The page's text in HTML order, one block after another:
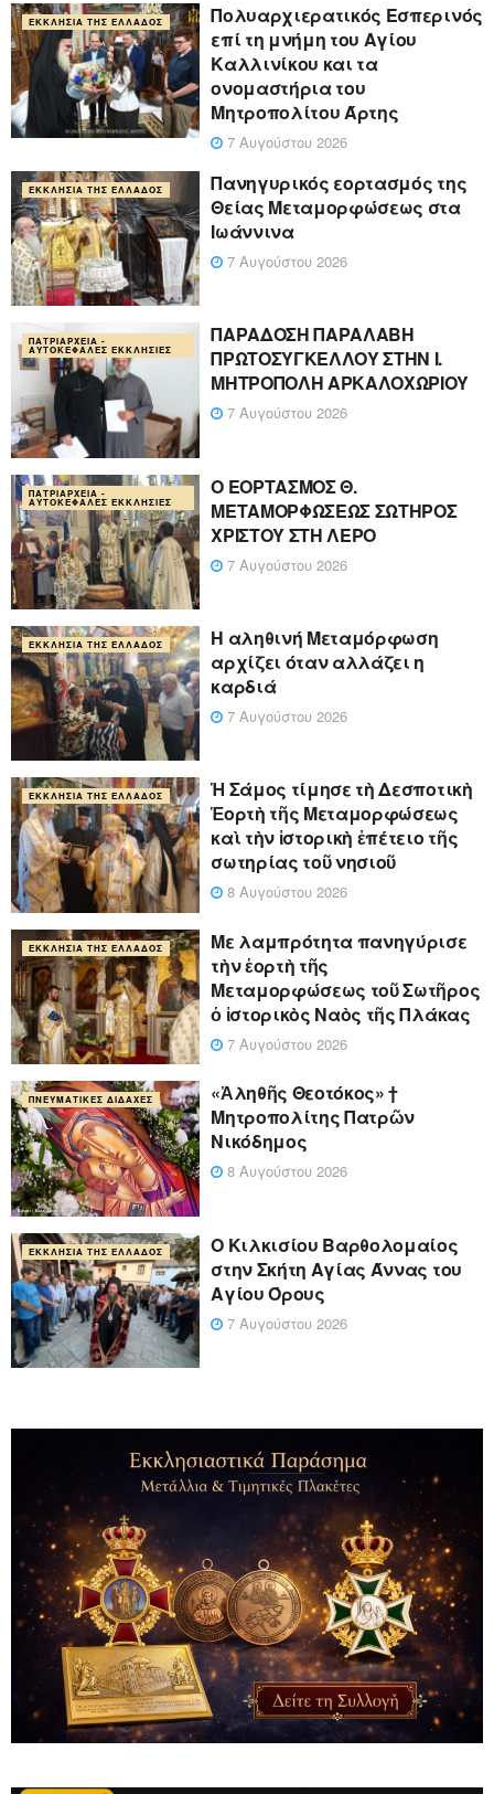
ΕΚΚΛΗΣΊΑ ΤΗΣ ΕΛΛΆΔΟΣ
Πολυαρχιερατικός Εσπερινός
επί τη μνήμη του Αγίου
Καλλινίκου και τα
ονομαστήρια του
Μητροπολίτου Άρτης
7 Αυγούστου 2026
ΕΚΚΛΗΣΊΑ ΤΗΣ ΕΛΛΆΔΟΣ
Πανηγυρικός εορτασμός της
Θείας Μεταμορφώσεως στα
Ιωάννινα
7 Αυγούστου 2026
ΠΑΤΡΙΑΡΧΕΊΑ -
ΑΥΤΟΚΈΦΑΛΕΣ ΕΚΚΛΗΣΊΕΣ
ΠΑΡΑΔΟΣΗ ΠΑΡΑΛΑΒΗ
ΠΡΩΤΟΣΥΓΚΕΛΛΟΥ ΣΤΗΝ Ι.
ΜΗΤΡΟΠΟΛΗ ΑΡΚΑΛΟΧΩΡΙΟΥ
7 Αυγούστου 2026
ΠΑΤΡΙΑΡΧΕΊΑ -
ΑΥΤΟΚΈΦΑΛΕΣ ΕΚΚΛΗΣΊΕΣ
Ο ΕΟΡΤΑΣΜΟΣ Θ.
ΜΕΤΑΜΟΡΦΩΣΕΩΣ ΣΩΤΗΡΟΣ
ΧΡΙΣΤΟΥ ΣΤΗ ΛΕΡΟ
7 Αυγούστου 2026
ΕΚΚΛΗΣΊΑ ΤΗΣ ΕΛΛΆΔΟΣ
Η αληθινή Μεταμόρφωση
αρχίζει όταν αλλάζει η
καρδιά
7 Αυγούστου 2026
ΕΚΚΛΗΣΊΑ ΤΗΣ ΕΛΛΆΔΟΣ
Ἡ Σάμος τίμησε τὴ Δεσποτικὴ
Ἑορτὴ τῆς Μεταμορφώσεως
καὶ τὴν ἱστορικὴ ἐπέτειο τῆς
σωτηρίας τοῦ νησιοῦ
8 Αυγούστου 2026
ΕΚΚΛΗΣΊΑ ΤΗΣ ΕΛΛΆΔΟΣ
Με λαμπρότητα πανηγύρισε
τὴν ἑορτὴ τῆς
Μεταμορφώσεως τοῦ Σωτῆρος
ὁ ἱστορικὸς Ναὸς τῆς Πλάκας
7 Αυγούστου 2026
ΠΝΕΥΜΑΤΙΚΈΣ ΔΙΔΑΧΈΣ
«Ἀληθῆς Θεοτόκος» †
Μητροπολίτης Πατρῶν
Νικόδημος
8 Αυγούστου 2026
ΕΚΚΛΗΣΊΑ ΤΗΣ ΕΛΛΆΔΟΣ
Ο Κιλκισίου Βαρθολομαίος
στην Σκήτη Αγίας Άννας του
Αγίου Όρους
7 Αυγούστου 2026